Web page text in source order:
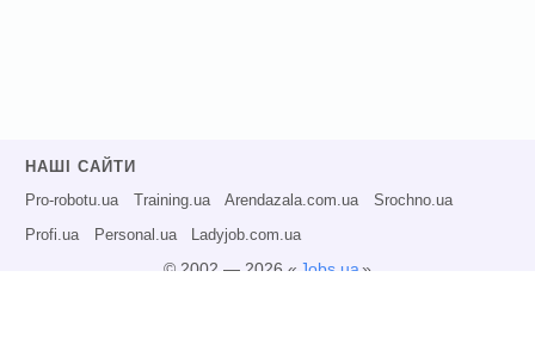
НАШІ САЙТИ
Pro-robotu.ua Training.ua Arendazala.com.ua Srochno.ua
Profi.ua Personal.ua Ladyjob.com.ua
© 2002 — 2026 « Jobs.ua»